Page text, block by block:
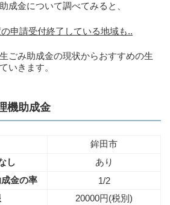
成金について調べてみると、
申請受付終了している地域も..
ごみ助成金の現状からおすすめの生
いきます。
機助成金
鉾田市
し
あり
金の率
1/2
20000円(税別)